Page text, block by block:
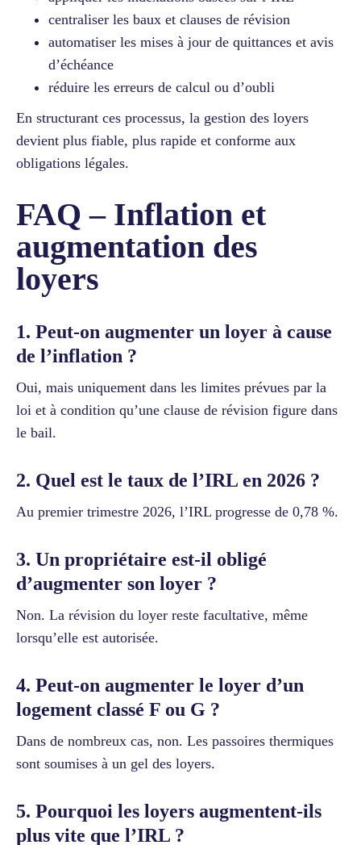
centraliser les baux et clauses de révision
automatiser les mises à jour de quittances et avis
d’échéance
réduire les erreurs de calcul ou d’oubli
En structurant ces processus, la gestion des loyers
devient plus fiable, plus rapide et conforme aux
obligations légales.
FAQ – Inflation et
augmentation des
loyers
1. Peut-on augmenter un loyer à cause
de l’inflation ?
Oui, mais uniquement dans les limites prévues par la
loi et à condition qu’une clause de révision figure dans
le bail.
2. Quel est le taux de l’IRL en 2026 ?
Au premier trimestre 2026, l’IRL progresse de 0,78 %.
3. Un propriétaire est-il obligé
d’augmenter son loyer ?
Non. La révision du loyer reste facultative, même
lorsqu’elle est autorisée.
4. Peut-on augmenter le loyer d’un
logement classé F ou G ?
Dans de nombreux cas, non. Les passoires thermiques
sont soumises à un gel des loyers.
5. Pourquoi les loyers augmentent-ils
plus vite que l’IRL ?